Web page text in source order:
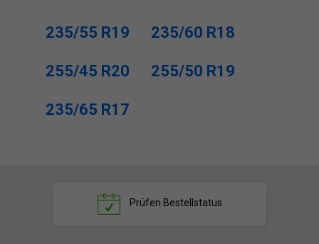
235/55 R19 235/60 R18
255/45 R20 255/50 R19
235/65 R17
Prüfen Bestellstatus